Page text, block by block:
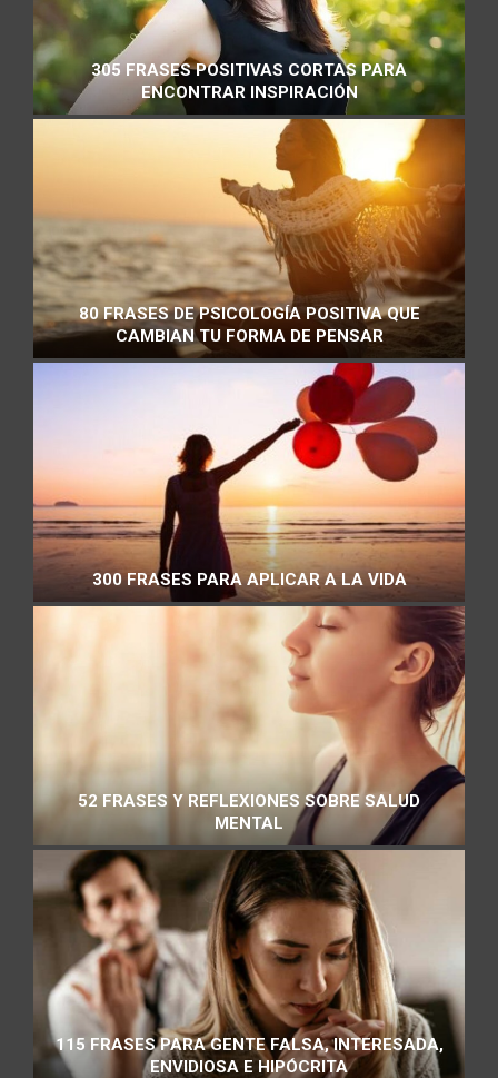
305 FRASES POSITIVAS CORTAS PARA
ENCONTRAR INSPIRACIÓN
80 FRASES DE PSICOLOGÍA POSITIVA QUE
CAMBIAN TU FORMA DE PENSAR
300 FRASES PARA APLICAR A LA VIDA
52 FRASES Y REFLEXIONES SOBRE SALUD
MENTAL
115 FRASES PARA GENTE FALSA, INTERESADA,
ENVIDIOSA E HIPÓCRITA